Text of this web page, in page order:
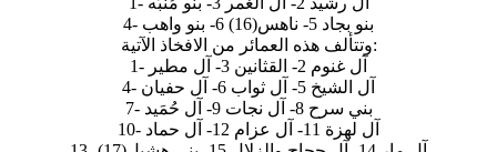
4- بنو بجاد 5- ناهس(16) 6- بنو واهب
وتتألف هذه العمائر من الافخاذ الآتية:
1- آل غنوم 2- القثانين 3- آل مطير
4- آل الشيخ 5- آل ثواب 6- آل حفيان
7- بني سرح 8- آل نجات 9- آل حُمَيد
10- آل لهزة 11- آل عزام 12- آل حماد